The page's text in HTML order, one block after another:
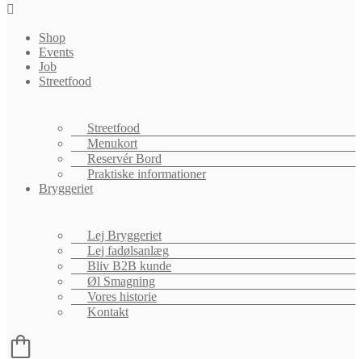
Shop
Events
Job
Streetfood
Streetfood
Menukort
Reservér Bord
Praktiske informationer
Bryggeriet
Lej Bryggeriet
Lej fadølsanlæg
Bliv B2B kunde
Øl Smagning
Vores historie
Kontakt